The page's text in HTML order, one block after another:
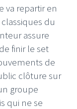
va repartir en
du
assure
finir le set
de
clôture sur
groupe
qui ne se